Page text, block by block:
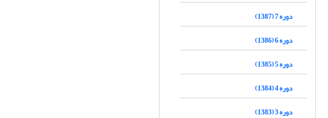
دوره 7 (1387)
دوره 6 (1386)
دوره 5 (1385)
دوره 4 (1384)
دوره 3 (1383)